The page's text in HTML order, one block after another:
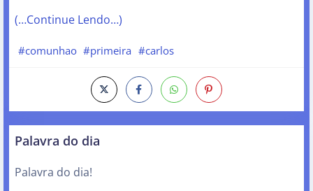
(…Continue Lendo…)
#comunhao #primeira #carlos
Palavra do dia
Palavra do dia!